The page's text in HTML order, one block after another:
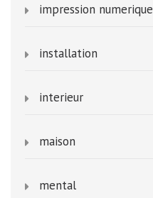
impression numerique
installation
interieur
maison
mental